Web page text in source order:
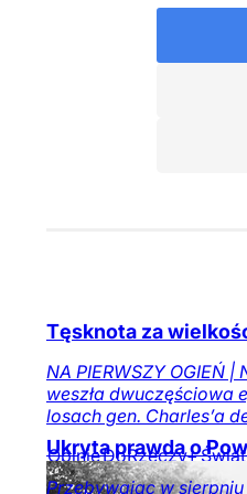
Tęsknota za
NA PIERWSZY OGIEŃ
weszła dwuczęściowa
losach gen. Charles’a
OpinieDoRzeczy+Świat
numerze
Ukryta prawda o
Przebywając w